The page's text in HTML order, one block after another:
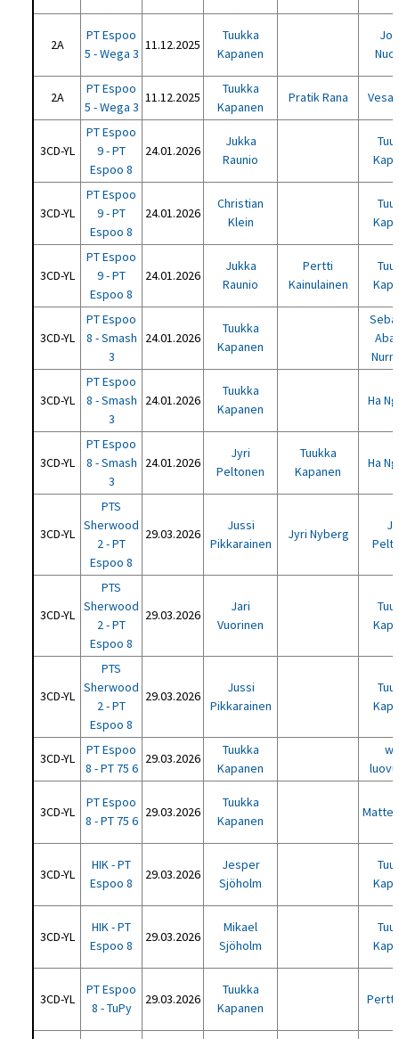
2A
PT Espoo
5 - Wega 3
11.12.2025
Tuukka
Kapanen
2A
PT Espoo
5 - Wega 3
11.12.2025
Tuukka
Kapanen
Pratik Rana Vesa
3CD-YL
PT Espoo
9 - PT
Espoo 8
24.01.2026
Jukka
Raunio
3CD-YL
PT Espoo
9 - PT
Espoo 8
24.01.2026
Christian
Klein
3CD-YL
PT Espoo
9 - PT
Espoo 8
24.01.2026
Jukka
Raunio
Pertti
Kainulainen
3CD-YL
PT Espoo
8 - Smash
3
24.01.2026
Tuukka
Kapanen
3CD-YL
PT Espoo
8 - Smash
3
24.01.2026
Tuukka
Kapanen
Ha
3CD-YL
PT Espoo
8 - Smash
3
24.01.2026
Jyri
Peltonen
Tuukka
Kapanen
Ha
3CD-YL
PTS
Sherwood
2 - PT
Espoo 8
29.03.2026
Jussi
Pikkarainen
Jyri Nyberg
3CD-YL
PTS
Sherwood
2 - PT
Espoo 8
29.03.2026
Jari
Vuorinen
3CD-YL
PTS
Sherwood
2 - PT
Espoo 8
29.03.2026
Jussi
Pikkarainen
3CD-YL
PT Espoo
8 - PT 75 6
29.03.2026
Tuukka
Kapanen
3CD-YL
PT Espoo
8 - PT 75 6
29.03.2026
Tuukka
Kapanen
3CD-YL
HIK - PT
Espoo 8
29.03.2026
Jesper
Sjöholm
3CD-YL
HIK - PT
Espoo 8
29.03.2026
Mikael
Sjöholm
3CD-YL
PT Espoo
8 - TuPy
29.03.2026
Tuukka
Kapanen
Pertti